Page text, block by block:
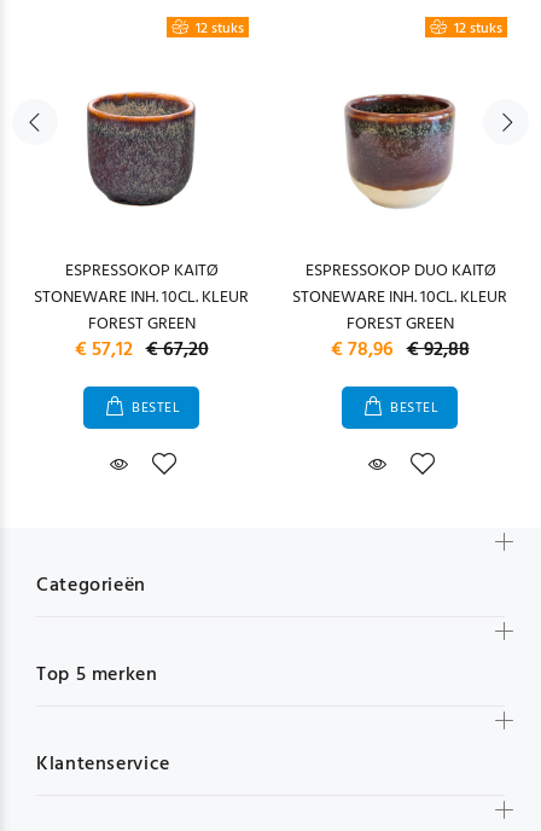
12 stuks
ESPRESSOKOP KAITØ
STONEWARE INH. 10CL. KLEUR
FOREST GREEN
€ 57,12 € 67,20
BESTEL
12 stuks
ESPRESSOKOP DUO KAITØ
STONEWARE INH. 10CL. KLEUR
FOREST GREEN
€ 78,96 € 92,88
BESTEL
Categorieën
Top 5 merken
Klantenservice